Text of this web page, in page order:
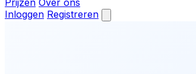
Prijzen Over ons
Inloggen Registreren